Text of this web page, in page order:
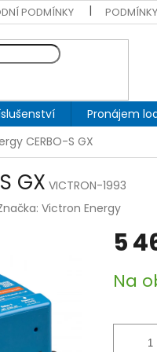
PODMÍNKY
Pronájem
CERBO-S GX
GX VICTRON-1993
Victron Energy
5
cena:
Na